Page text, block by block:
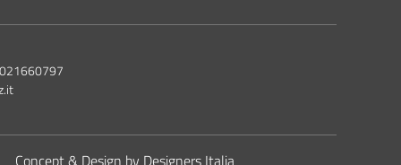
Concept & Design by Designers Italia